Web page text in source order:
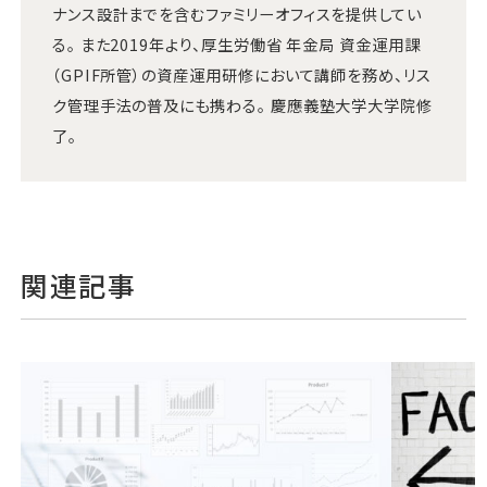
ナンス設計までを含むファミリーオフィスを提供してい
る。 また2019年より、厚生労働省 年金局 資金運用課
（GPIF所管）の資産運用研修において講師を務め、リス
ク管理手法の普及にも携わる。 慶應義塾大学大学院修
了。
関連記事